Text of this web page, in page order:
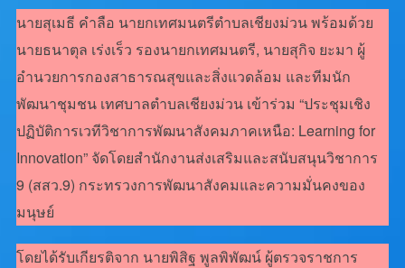
นายสุเมธี คำลือ นายกเทศมนตรีตำบลเชียงม่วน พร้อมด้วย
นายธนาตุล เร่งเร็ว รองนายกเทศมนตรี, นายสุกิจ ยะมา ผู้
อำนวยการกองสาธารณสุขและสิ่งแวดล้อม และทีมนัก
พัฒนาชุมชน เทศบาลตำบลเชียงม่วน เข้าร่วม “ประชุมเชิง
ปฏิบัติการเวทีวิชาการพัฒนาสังคมภาคเหนือ: Learning for
Innovation” จัดโดยสำนักงานส่งเสริมและสนับสนุนวิชาการ
9 (สสว.9) กระทรวงการพัฒนาสังคมและความมั่นคงของ
มนุษย์
โดยได้รับเกียรติจาก นายพิสิฐ พูลพิพัฒน์ ผู้ตรวจราชการ